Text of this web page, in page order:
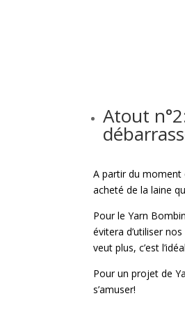
Atout
A partir du
acheté de la laine
Pour le Yarn
évitera d’utiliser
veut plus, c’est
Pour un projet de
s’amuser!